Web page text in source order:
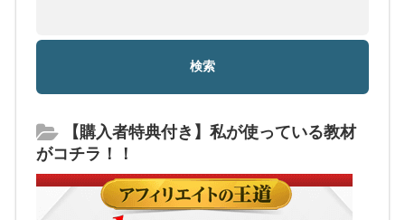
【購入者特典付き】私が使っている教材
がコチラ！！